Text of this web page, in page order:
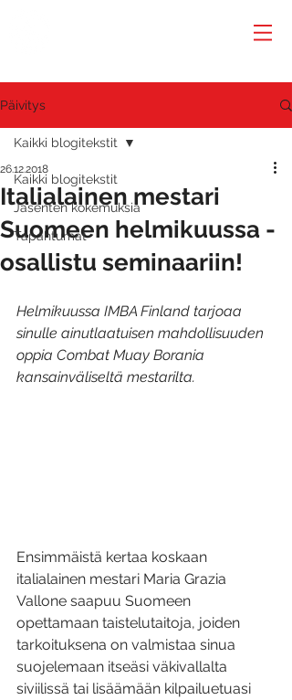
Päivitys
Kaikki blogitekstit
Jäsenten kokemuksia
Tapahtumat
Kaikki blogitekstit
Italialainen mestari
Suomeen helmikuussa -
osallistu seminaariin!
26.12.2018
Helmikuussa IMBA Finland tarjoaa
sinulle ainutlaatuisen mahdollisuuden
oppia Combat Muay Borania
kansainväliseltä mestarilta.
Ensimmäistä kertaa koskaan
italialainen mestari Maria Grazia
Vallone saapuu Suomeen
opettamaan taistelutaitoja, joiden
tarkoituksena on valmistaa sinua
suojelemaan itseäsi väkivallalta
siviilissä tai lisäämään kilpailuetuasi